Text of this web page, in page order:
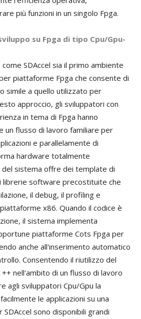
più funzioni in un singolo Fpga.
su Fpga di tipo Cpu/Gpu-
SDAccel sia il primo ambiente
piattaforme Fpga che consente di
simile a quello utilizzato per
approccio, gli sviluppatori con
in tema di Fpga hanno
un flusso di lavoro familiare per
e parallelamente di
hardware totalmente
sistema offre dei template di
librerie software precostituite che
il debug, il profiling e
x86. Quando il codice è
il sistema implementa
piattaforme Cots Fpga per
anche all'inserimento automatico
Consentendo il riutilizzo del
++ nell'ambito di un flusso di lavoro
agli sviluppatori Cpu/Gpu la
le applicazioni su una
sono disponibili grandi